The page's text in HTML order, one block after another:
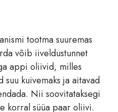
tootma suuremas
võib iiveldustunnet
appi oliivid, milles
kuivemaks ja aitavad
Nii soovitataksegi
korral süüa paar oliivi.